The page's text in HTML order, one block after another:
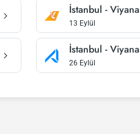
İstanbul - Viyana
13 Eylül
İstanbul - Viyana
26 Eylül